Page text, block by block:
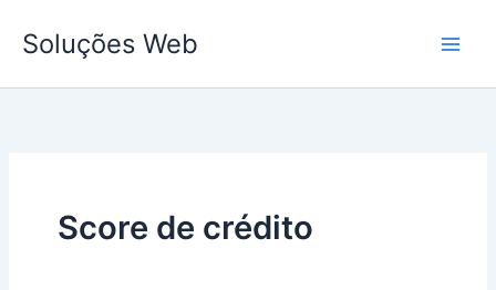
para
conteúdo
Soluções Web
Score de crédito